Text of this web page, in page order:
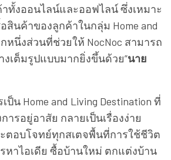
าทั้งออนไลน์และออฟไลน์ ซึ่งเหมาะ
นค้าของลูกค้าในกลุ่ม Home and
หนึ่งส่วนที่ช่วยให้ NocNoc สามารถ
เต็มรูปแบบมากยิ่งขึ้นด้วย”นาย
ป็น Home and Living Destination ที่
ารอยู่อาสัย กลายเป็นเรื่องง่าย
ตอบโจทย์ทุกสเตจพื้นที่การใช้ชีวิต
หาไอเดีย ซื้อบ้านใหม่ ตกแต่งบ้าน